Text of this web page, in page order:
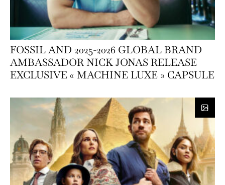
FOSSIL AND 2025-2026 GLOBAL BRAND
AMBASSADOR NICK JONAS RELEASE
EXCLUSIVE « MACHINE LUXE » CAPSULE